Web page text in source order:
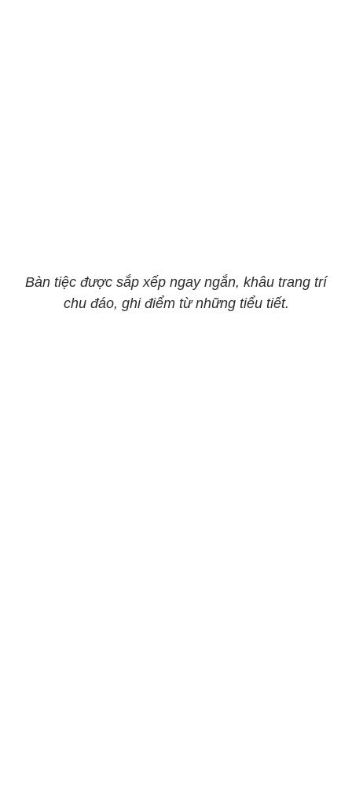
Bàn tiệc được sắp xếp ngay ngắn, khâu trang trí
chu đáo, ghi điểm từ những tiểu tiết.